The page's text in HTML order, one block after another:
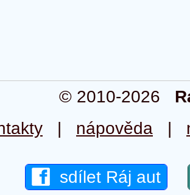
© 2010-2026
| nápověda |
sdílet Ráj aut